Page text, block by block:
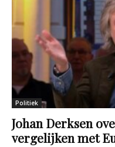
Politiek
Johan Derksen
vergelijken met